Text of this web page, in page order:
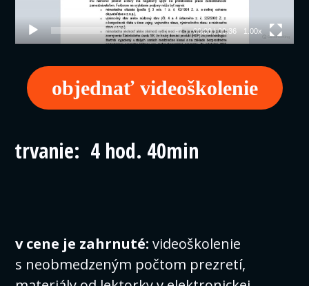
00:00|00:36 1.00x
objednať videoškolenie
trvanie: 4 hod. 40min
v cene je zahrnuté:videoškolenie
s neobmedzeným počtom prezretí,